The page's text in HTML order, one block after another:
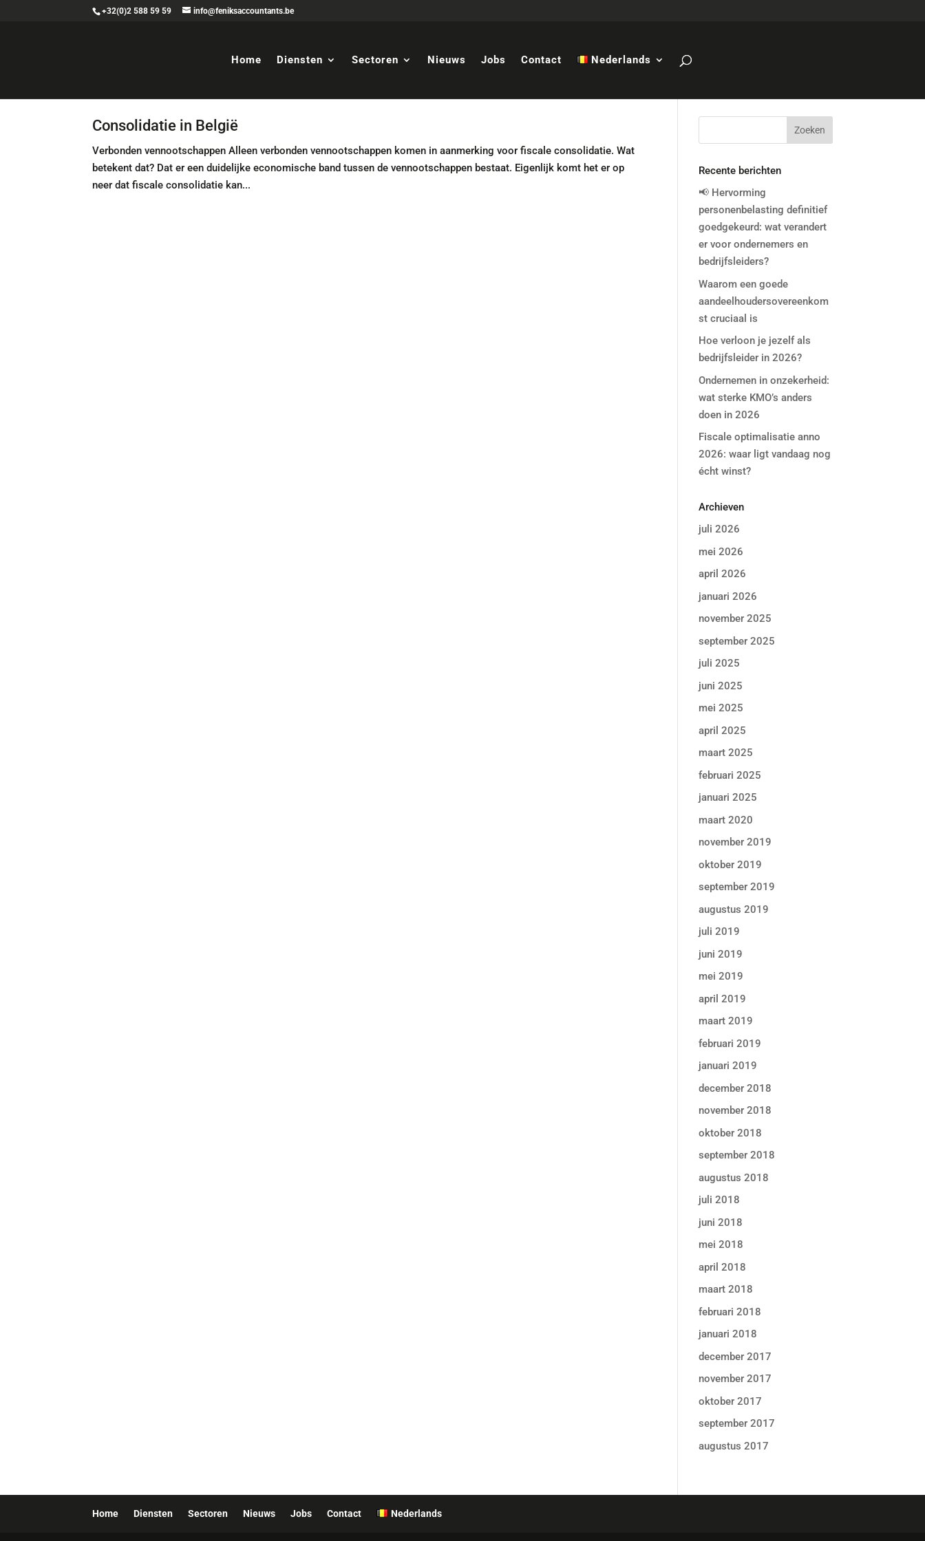
+32(0)2 588 59 59 info@feniksaccountants.be
Home Diensten Sectoren Nieuws Jobs Contact Nederlands
Consolidatie in België
Verbonden vennootschappen Alleen verbonden vennootschappen komen in aanmerking voor fiscale consolidatie. Wat
betekent dat? Dat er een duidelijke economische band tussen de vennootschappen bestaat. Eigenlijk komt het er op
neer dat fiscale consolidatie kan...
Recente berichten
📢 Hervorming
personenbelasting definitief
goedgekeurd: wat verandert
er voor ondernemers en
bedrijfsleiders?
Waarom een goede
aandeelhoudersovereenkom
st cruciaal is
Hoe verloon je jezelf als
bedrijfsleider in 2026?
Ondernemen in onzekerheid:
wat sterke KMO’s anders
doen in 2026
Fiscale optimalisatie anno
2026: waar ligt vandaag nog
écht winst?
Archieven
juli 2026
mei 2026
april 2026
januari 2026
november 2025
september 2025
juli 2025
juni 2025
mei 2025
april 2025
maart 2025
februari 2025
januari 2025
maart 2020
november 2019
oktober 2019
september 2019
augustus 2019
juli 2019
juni 2019
mei 2019
april 2019
maart 2019
februari 2019
januari 2019
december 2018
november 2018
oktober 2018
september 2018
augustus 2018
juli 2018
juni 2018
mei 2018
april 2018
maart 2018
februari 2018
januari 2018
december 2017
november 2017
oktober 2017
september 2017
augustus 2017
Home Diensten Sectoren Nieuws Jobs Contact Nederlands